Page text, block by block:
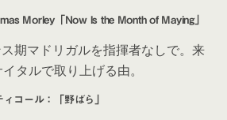
Morley「Now Is the Month of Maying」
期マドリガルを指揮者なしで。来
タルで取り上げる由。
コール：「野ばら」